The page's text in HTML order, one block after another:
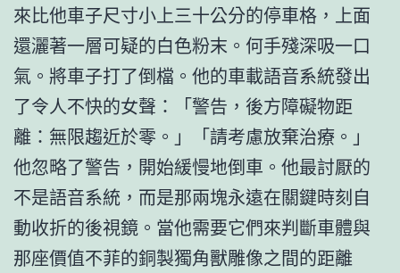
來比他車子尺寸小上三十公分的停車格，上面
還灑著一層可疑的白色粉末。何手殘深吸一口
氣。將車子打了倒檔。他的車載語音系統發出
了令人不快的女聲：「警告，後方障礙物距
離：無限趨近於零。」「請考慮放棄治療。」
他忽略了警告，開始緩慢地倒車。他最討厭的
不是語音系統，而是那兩塊永遠在關鍵時刻自
動收折的後視鏡。當他需要它們來判斷車體與
那座價值不菲的銅製獨角獸雕像之間的距離